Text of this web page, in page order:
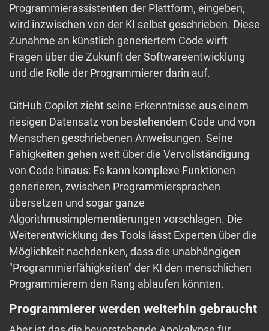
Programmierassistenten der Plattform, eingeben,
wird inzwischen von der KI selbst geschrieben. Diese
Zunahme an künstlich generiertem Code wirft
Fragen über die Zukunft der Softwareentwicklung
und die Rolle der Programmierer darin auf.
GitHub Copilot zieht seine Erkenntnisse aus einem
riesigen Datensatz von bestehendem Code und von
Menschen geschriebenen Anweisungen. Seine
Fähigkeiten gehen weit über die Vervollständigung
von Code hinaus: Es kann komplexe Funktionen
generieren, zwischen Programmiersprachen
übersetzen und sogar ganze
Algorithmusimplementierungen vorschlagen. Die
Weiterentwicklung des Tools lässt Experten über die
Möglichkeit nachdenken, dass die unabhängigen
"Programmierfähigkeiten" der KI den menschlichen
Programmierern den Rang ablaufen könnten.
Programmierer werden weiterhin gebraucht